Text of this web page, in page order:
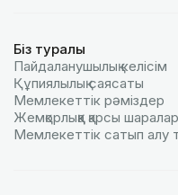
Біз туралы
Пайдаланушылық келiciм
Құпиялылық саясаты
Мемлекеттік рәміздер
Жемқорлыққа қарсы шаралар
Мемлекеттік сатып алу